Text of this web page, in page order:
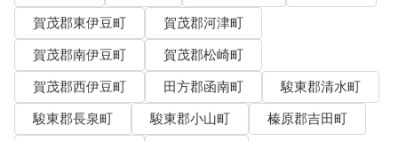
賀茂郡東伊豆町
賀茂郡河津町
賀茂郡南伊豆町
賀茂郡松崎町
賀茂郡西伊豆町
田方郡函南町
駿東郡清水町
駿東郡長泉町
駿東郡小山町
榛原郡吉田町